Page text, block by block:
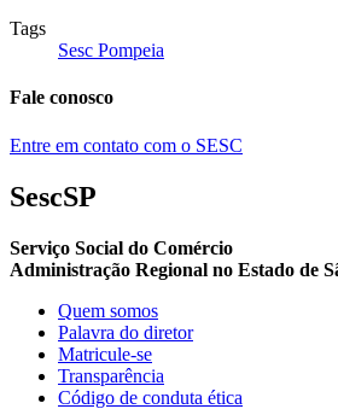
Tags
Sesc Pompeia
Fale conosco
Entre em contato com o SESC
SescSP
Serviço Social do Comércio
Administração Regional no Estado de
Quem somos
Palavra do diretor
Matricule-se
Transparência
Código de conduta ética